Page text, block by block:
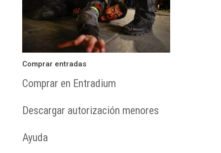
Comprar entradas
Comprar en Entradium
Descargar autorización menores
Ayuda